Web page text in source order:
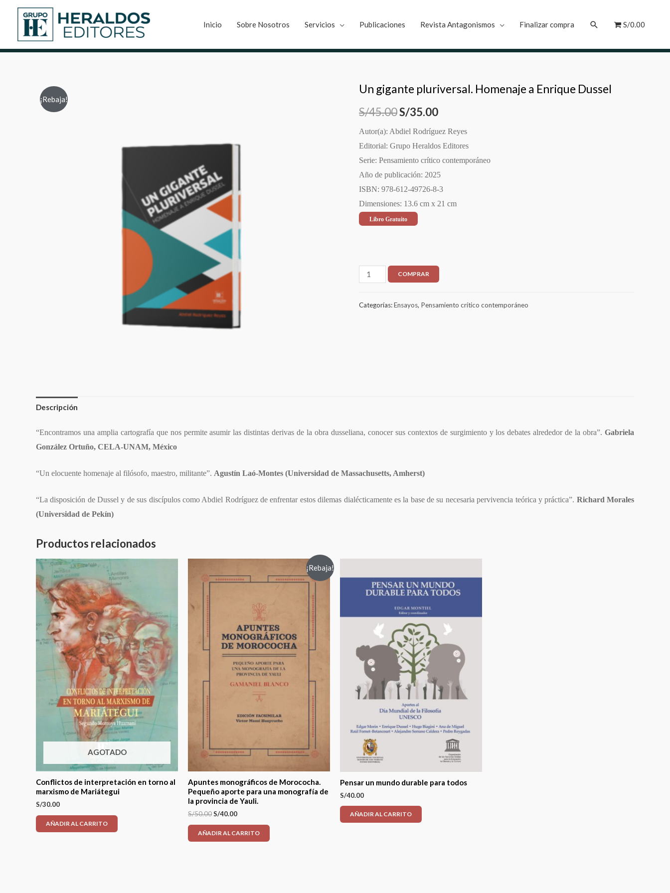
Inicio Sobre Nosotros Servicios Publicaciones Revista Antagonismos Finalizar compra S/0.00
¡Rebaja!
Un gigante pluriversal. Homenaje a Enrique Dussel
S/45.00S/35.00
Autor(a): Abdiel Rodríguez Reyes
Editorial: Grupo Heraldos Editores
Serie: Pensamiento crítico contemporáneo
Año de publicación: 2025
ISBN: 978-612-49726-8-3
Dimensiones: 13.6 cm x 21 cm
Libro Gratuito
COMPRAR
Categorías:Ensayos, Pensamiento crítico contemporáneo
Descripción
“Encontramos una amplia cartografía que nos permite asumir las distintas derivas de la obra dusseliana, conocer sus contextos de surgimiento y los debates alrededor de la obra”. Gabriela
González Ortuño, CELA-UNAM, México
“Un elocuente homenaje al filósofo, maestro, militante”. Agustín Laó-Montes (Universidad de Massachusetts, Amherst)
“La disposición de Dussel y de sus discípulos como Abdiel Rodríguez de enfrentar estos dilemas dialécticamente es la base de su necesaria pervivencia teórica y práctica”. Richard Morales
(Universidad de Pekín)
Productos relacionados
AGOTADO
Conflictos de interpretación en torno al
marxismo de Mariátegui
S/30.00
AÑADIR AL CARRITO
¡Rebaja!
Apuntes monográficos de Morococha.
Pequeño aporte para una monografía de
la provincia de Yauli.
S/50.00S/40.00
AÑADIR AL CARRITO
Pensar un mundo durable para todos
S/40.00
AÑADIR AL CARRITO